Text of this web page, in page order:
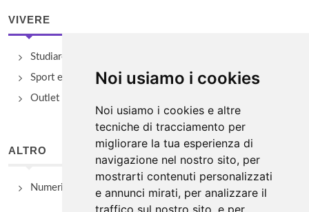
Noi usiamo i cookies
Noi usiamo i cookies e altre
tecniche di tracciamento per
migliorare la tua esperienza di
navigazione nel nostro sito, per
mostrarti contenuti personalizzati
e annunci mirati, per analizzare il
traffico sul nostro sito, e per
VIVERE
Studiare
Sport e Benessere
Outlet e spacci aziendali
ALTRO
Numeri Utili